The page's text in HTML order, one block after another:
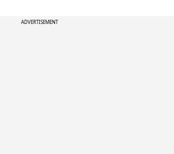
ADVERTISEMENT